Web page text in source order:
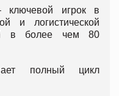
ключевой игрок в
и логистической
в более чем 80
полный цикл